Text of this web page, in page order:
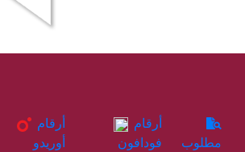
أوريدو
فودافون
مطلوب